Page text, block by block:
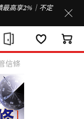
最高享2%｜不定
信條